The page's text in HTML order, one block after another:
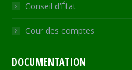
Conseil d’État
Cour des comptes
DOCUMENTATION